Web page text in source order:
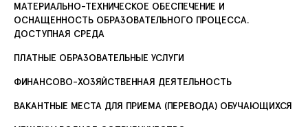
МАТЕРИАЛЬНО-ТЕХНИЧЕСКОЕ ОБЕСПЕЧЕНИЕ И
ОСНАЩЕННОСТЬ ОБРАЗОВАТЕЛЬНОГО ПРОЦЕССА.
ДОСТУПНАЯ СРЕДА
ПЛАТНЫЕ ОБРАЗОВАТЕЛЬНЫЕ УСЛУГИ
ФИНАНСОВО-ХОЗЯЙСТВЕННАЯ ДЕЯТЕЛЬНОСТЬ
ВАКАНТНЫЕ МЕСТА ДЛЯ ПРИЕМА (ПЕРЕВОДА) ОБУЧАЮЩИХСЯ